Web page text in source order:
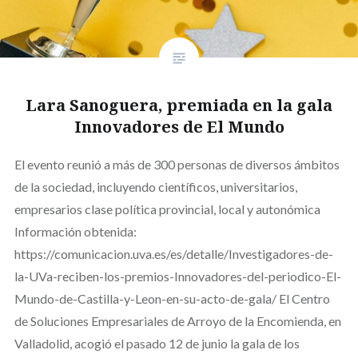
Lara Sanoguera, premiada en la gala
Innovadores de El Mundo
El evento reunió a más de 300 personas de diversos ámbitos
de la sociedad, incluyendo científicos, universitarios,
empresarios clase política provincial, local y autonómica
Información obtenida:
https://comunicacion.uva.es/es/detalle/Investigadores-de-
la-UVa-reciben-los-premios-Innovadores-del-periodico-El-
Mundo-de-Castilla-y-Leon-en-su-acto-de-gala/ El Centro
de Soluciones Empresariales de Arroyo de la Encomienda, en
Valladolid, acogió el pasado 12 de junio la gala de los